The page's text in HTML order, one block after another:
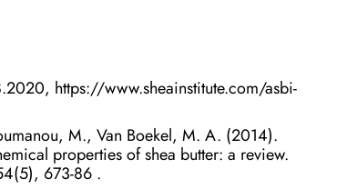
https://www.sheainstitute.com/asbi-
M., Van Boekel, M. A. (2014).
properties of shea butter: a review.
673-86 .